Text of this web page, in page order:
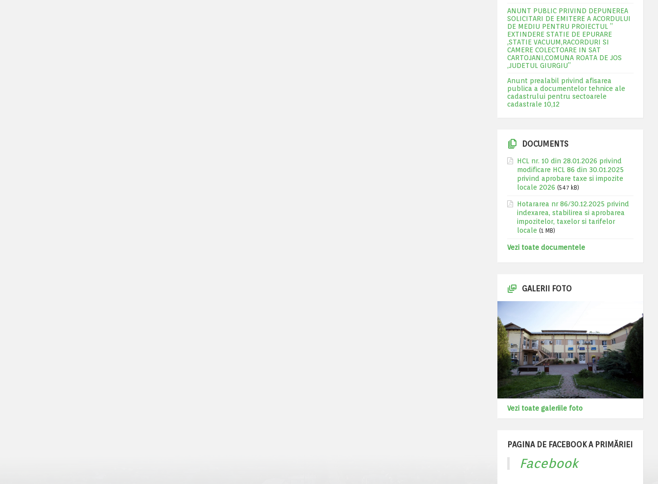
ANUNT PUBLIC PRIVIND DEPUNEREA
SOLICITARI DE EMITERE A ACORDULUI
DE MEDIU PENTRU PROIECTUL ”
EXTINDERE STATIE DE EPURARE
,STATIE VACUUM,RACORDURI SI
CAMERE COLECTOARE IN SAT
CARTOJANI,COMUNA ROATA DE JOS
,JUDETUL GIURGIU”
Anunt prealabil privind afisarea
publica a documentelor tehnice ale
cadastrului pentru sectoarele
cadastrale 10,12
DOCUMENTS
HCL nr. 10 din 28.01.2026 privind
modificare HCL 86 din 30.01.2025
privind aprobare taxe si impozite
locale 2026 (547 kB)
Hotararea nr 86/30.12.2025 privind
indexarea, stabilirea si aprobarea
impozitelor, taxelor si tarifelor
locale (1 MB)
Vezi toate documentele
GALERII FOTO
Vezi toate galeriile foto
PAGINA DE FACEBOOK A PRIMĂRIEI
Facebook